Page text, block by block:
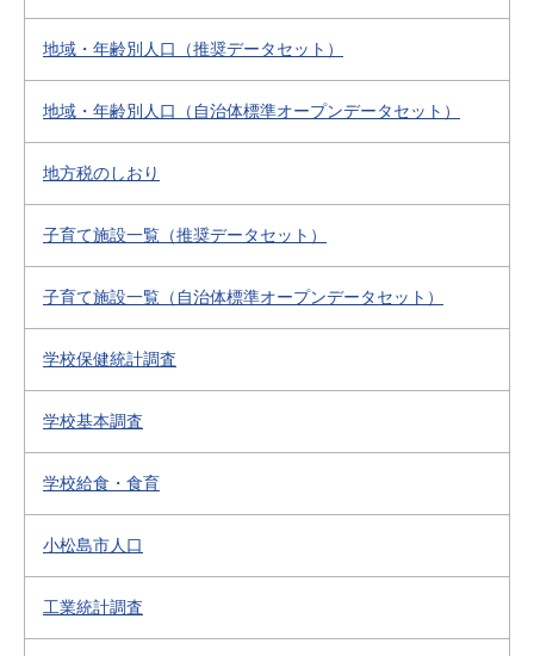
地域・年齢別人口（推奨データセット）
地域・年齢別人口（自治体標準オープンデータセット）
地方税のしおり
子育て施設一覧（推奨データセット）
子育て施設一覧（自治体標準オープンデータセット）
学校保健統計調査
学校基本調査
学校給食・食育
小松島市人口
工業統計調査